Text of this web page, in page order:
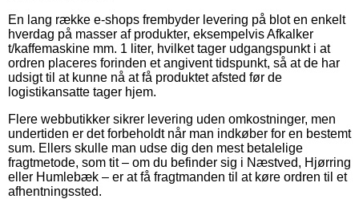
En lang række e-shops frembyder levering på blot en enkelt
hverdag på masser af produkter, eksempelvis Afkalker
t/kaffemaskine mm. 1 liter, hvilket tager udgangspunkt i at
ordren placeres forinden et angivent tidspunkt, så at de har
udsigt til at kunne nå at få produktet afsted før de
logistikansatte tager hjem.
Flere webbutikker sikrer levering uden omkostninger, men
undertiden er det forbeholdt når man indkøber for en bestemt
sum. Ellers skulle man udse dig den mest betalelige
fragtmetode, som tit – om du befinder sig i Næstved, Hjørring
eller Humlebæk – er at få fragtmanden til at køre ordren til et
afhentningssted.